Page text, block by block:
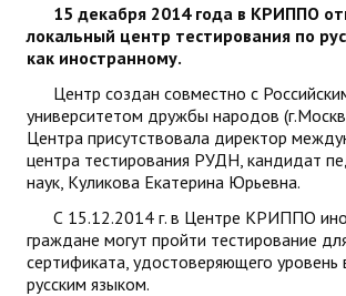
15 декабря 2014 года в КРИППО
локальный центр тестирования по
как иностранному.
Центр создан совместно с
университетом дружбы народов
Центра присутствовала директор
центра тестирования РУДН, кандидат
наук, Куликова Екатерина Юрьевна.
С 15.12.2014 г. в Центре КРИППО
граждане могут пройти тестирование
сертификата, удостоверяющего уровень
русским языком.